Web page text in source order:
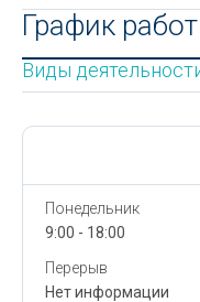
График
Виды
Понедельник
9:00 - 18:00
Перерыв
Нет информации